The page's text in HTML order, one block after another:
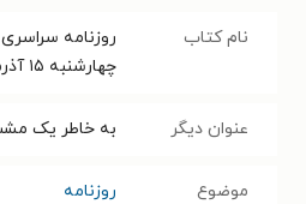
نام کتاب
چهارشنبه ۱۵ آذرماه ۱۴۰۲
عنوان دیگر به خاطر یک
موضوع روزنامه